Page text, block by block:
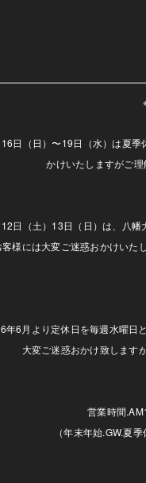
日（日）〜19日（水）は夏季
かけいたしますがご理
日（土）13日（日）は、八幡
客様には大変ご迷惑おかけいた
年6月より定休日を毎週水曜日
大変ご迷惑おかけ致します
営業時間
（年末年始.GW.夏